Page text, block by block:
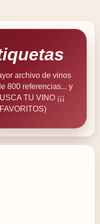
archivo de vinos
800 referencias... y
TU VINO ¡¡¡